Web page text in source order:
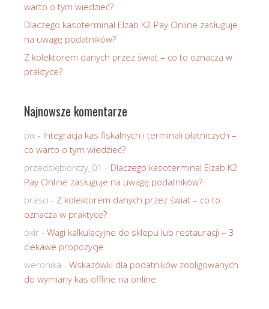
warto o tym wiedzieć?
Dlaczego kasoterminal Elzab K2 Pay Online zasługuje
na uwagę podatników?
Z kolektorem danych przez świat – co to oznacza w
praktyce?
Najnowsze komentarze
pix - Integracja kas fiskalnych i terminali płatniczych –
co warto o tym wiedzieć?
przedsiębiorczy_01 - Dlaczego kasoterminal Elzab K2
Pay Online zasługuje na uwagę podatników?
brasci - Z kolektorem danych przez świat – co to
oznacza w praktyce?
oxir - Wagi kalkulacyjne do sklepu lub restauracji – 3
ciekawe propozycje
weronika - Wskazówki dla podatników zobligowanych
do wymiany kas offline na online